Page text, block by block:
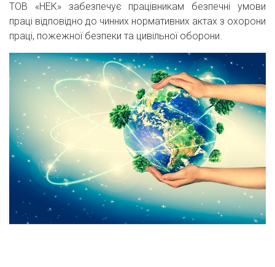
ТОВ «НЕК» забезпечує працівникам безпечні умови
праці відповідно до чинних нормативних актах з охорони
праці, пожежної безпеки та цивільної оборони.